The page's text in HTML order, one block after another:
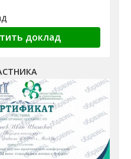
доклад